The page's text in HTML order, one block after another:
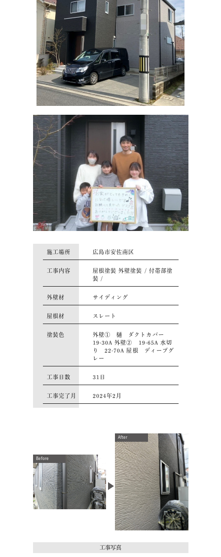
施工場所 広島市安佐南区
工事内容
屋根塗装 外壁塗装 / 付帯部塗
装 /
外壁材 サイディング
屋根材 スレート
塗装色
外壁① 樋 ダクトカバー
19-30A 外壁② 19-65A 水切
り 22-70A 屋根 ディープグ
レー
⼯事⽇数 31日
⼯事完了月 2024年2月
Before
After
工事写真